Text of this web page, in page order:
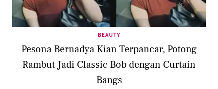
BEAUTY
Pesona Bernadya Kian Terpancar, Potong
Rambut Jadi Classic Bob dengan Curtain
Bangs